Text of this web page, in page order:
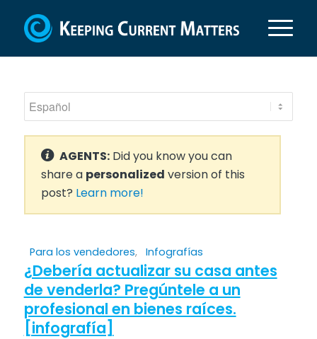
AGENTS:Did you know you can
share a personalized version of this
post? Learn more!
Para los vendedores, Infografías
¿Debería actualizar su casa antes
de venderla? Pregúntele a un
profesional en bienes raíces.
[infografía]